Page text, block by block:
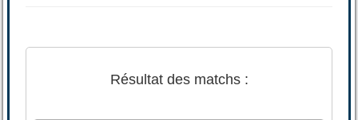
Résultat des matchs :